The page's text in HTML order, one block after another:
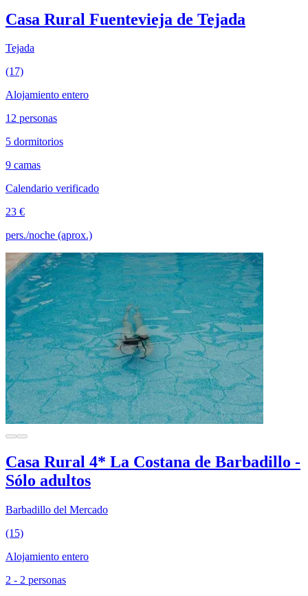
Casa Rural Fuentevieja de Tejada
Tejada
(17)
Alojamiento entero
12 personas
5 dormitorios
9 camas
Calendario verificado
23 €
pers./noche (aprox.)
Casa Rural 4* La Costana de Barbadillo -
Sólo adultos
Barbadillo del Mercado
(15)
Alojamiento entero
2 - 2 personas